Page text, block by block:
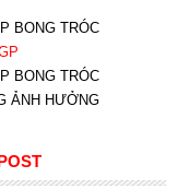
BONG TRÓC
P
BONG TRÓC
ẢNH HƯỞNG